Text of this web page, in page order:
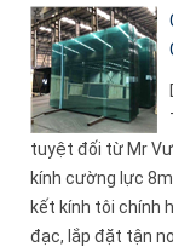
tuyệt đối từ Mr
kính cường lực
kết kính tôi chính
đạc, lắp đặt tận